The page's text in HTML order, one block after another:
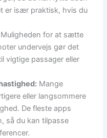
er især praktisk, hvis du
Muligheden for at sætte
undervejs gør det
vigtige passager eller
Mange
eller langsommere
De fleste apps
så du kan tilpasse